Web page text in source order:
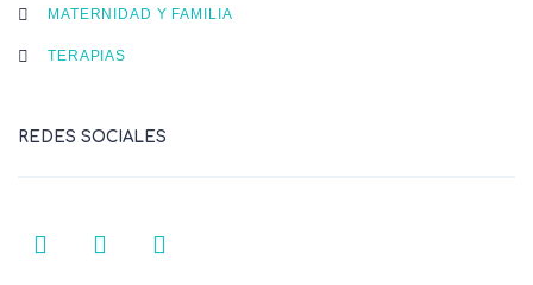
MATERNIDAD Y FAMILIA
TERAPIAS
REDES SOCIALES